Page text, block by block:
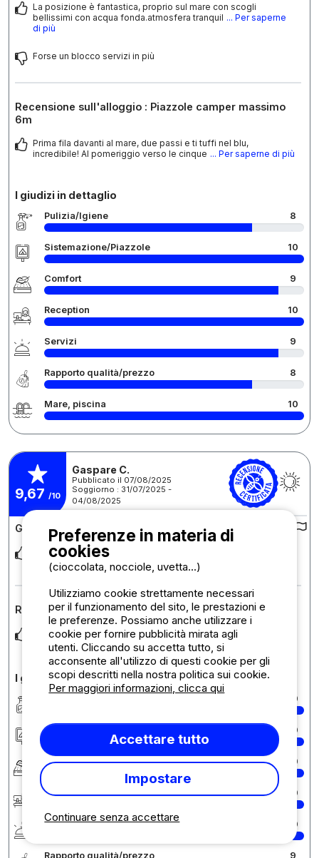
La posizione è fantastica, proprio sul mare con scogli
bellissimi con acqua fonda.atmosfera tranquil ... Per saperne
di più
Forse un blocco servizi in più
Recensione sull'alloggio : Piazzole camper massimo
6m
Prima fila davanti al mare, due passi e ti tuffi nel blu,
incredibile! Al pomeriggio verso le cinque ... Per saperne di più
I giudizi in dettaglio
Pulizia/Igiene 8
Sistemazione/Piazzole 10
Comfort 9
Reception 10
Servizi 9
Rapporto qualità/prezzo 8
Mare, piscina 10
9,67 /10
Gaspare C.
Pubblicato il 07/08/2025
Soggiorno : 31/07/2025 -
04/08/2025
Giudizi sul campeggio :
Noi veniamo in questo campeggio da vent'anni, prima in tenda
poi in bungalow, anche se era qualche a
Recensione sull'alloggio : Bungalow Small B4-B5-B19
Tutto, a partire dal mare cristallino
I giudizi in dettaglio
10
Sistemazione/Piazzole 10
Comfort 10
Reception 10
Servizi 10
Rapporto qualità/prezzo 9
Continuare senza accettare
Preferenze in materia di
cookies
(cioccolata, nocciole, uvetta...)
Utilizziamo cookie strettamente necessari
per il funzionamento del sito, le prestazioni e
le preferenze. Possiamo anche utilizzare i
cookie per fornire pubblicità mirata agli
utenti. Cliccando su accetta tutto, si
acconsente all'utilizzo di questi cookie per gli
scopi descritti nella nostra politica sui cookie.
Per maggiori informazioni, clicca qui
Accettare tutto
Impostare